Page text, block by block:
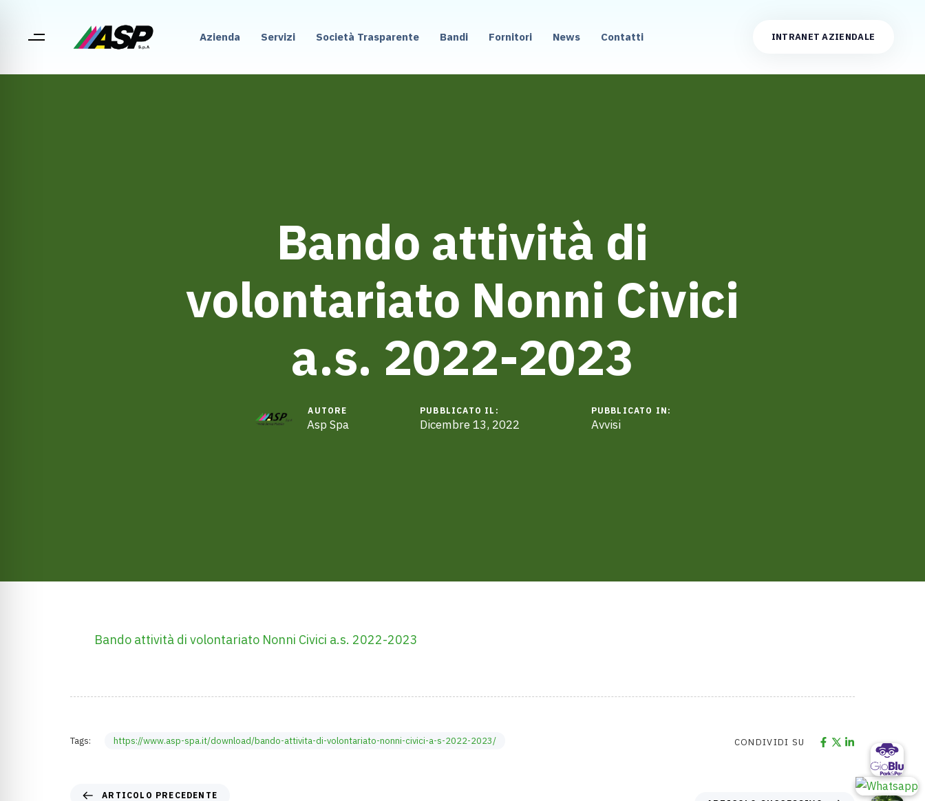
Azienda Servizi Società Trasparente Bandi Fornitori News Contatti INTRANET AZIENDALE
Bando attività di
volontariato Nonni Civici
a.s. 2022-2023
AUTORE
Asp Spa
PUBBLICATO IL:
Dicembre 13, 2022
PUBBLICATO IN:
Avvisi
Bando attività di volontariato Nonni Civici a.s. 2022-2023
Tags: https://www.asp-spa.it/download/bando-attivita-di-volontariato-nonni-civici-a-s-2022-2023/ CONDIVIDI SU
ARTICOLO PRECEDENTE